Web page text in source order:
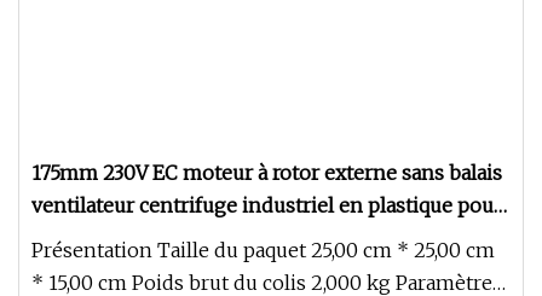
175mm 230V EC moteur à rotor externe sans balais
ventilateur centrifuge industriel en plastique pour
système de ventilation
Présentation Taille du paquet 25,00 cm * 25,00 cm
* 15,00 cm Poids brut du colis 2,000 kg Paramètres